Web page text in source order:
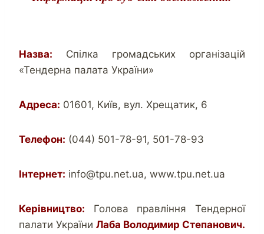
Назва: Спілка громадських організацій
«Тендерна палата України»
Адреса: 01601, Київ, вул. Хрещатик, 6
Телефон: (044) 501-78-91, 501-78-93
Інтернет: info@tpu.net.ua, www.tpu.net.ua
Керівництво: Голова правління Тендерної
палати України Лаба Володимир Степанович.